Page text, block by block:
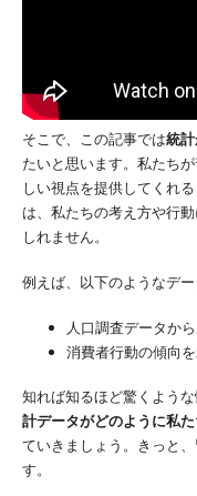
そこで、この記事では統
たいと思います。私たち
しい視点を提供してくれ
は、私たちの考え方や行
しれません。
例えば、以下のようなデー
人口調査データか
消費者行動の傾向
知れば知るほど驚くよう
計データがどのように私
ていきましょう。きっと
す。